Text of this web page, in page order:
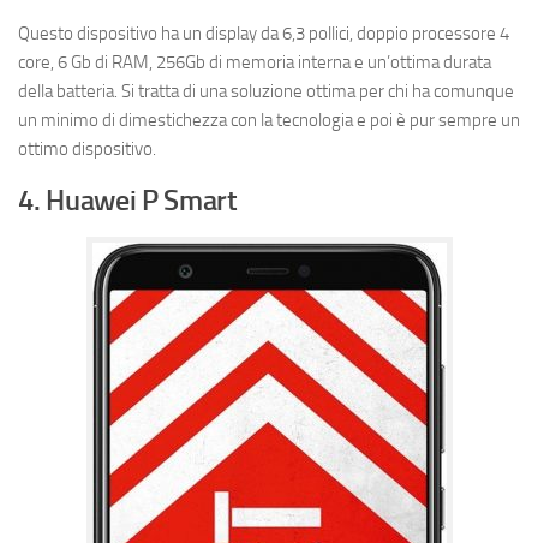
Questo dispositivo ha un display da 6,3 pollici, doppio processore 4
core, 6 Gb di RAM, 256Gb di memoria interna e un’ottima durata
della batteria. Si tratta di una soluzione ottima per chi ha comunque
un minimo di dimestichezza con la tecnologia e poi è pur sempre un
ottimo dispositivo.
4. Huawei P Smart